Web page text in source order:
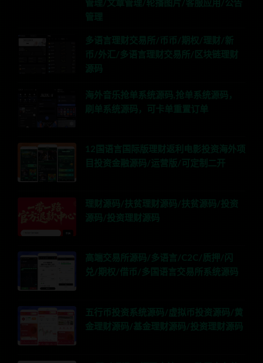
管理/文章管理/轮播图片/客服应用/公告
管理
多语言理财交易所/币币/期权/理财/新
币/外汇/多语言理财交易所/区块链理财
源码
海外音乐抢单系统源码,抢单系统源码，
刷单系统源码，可卡单重置订单
12国语言国际版理财返利电影投资海外项
目投资金融源码/运营版/可定制二开
理财源码/扶贫理财源码/扶贫源码/投资
源码/投资理财源码
高端交易所源码/多语言/C2C/质押/闪
兑/期权/借币/多国语言交易所系统源码
五行币投资系统源码/虚拟币投资源码/黄
金理财源码/基金理财源码/投资理财源码